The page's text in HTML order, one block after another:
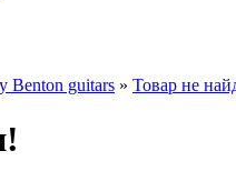
Benton guitars » Товар не